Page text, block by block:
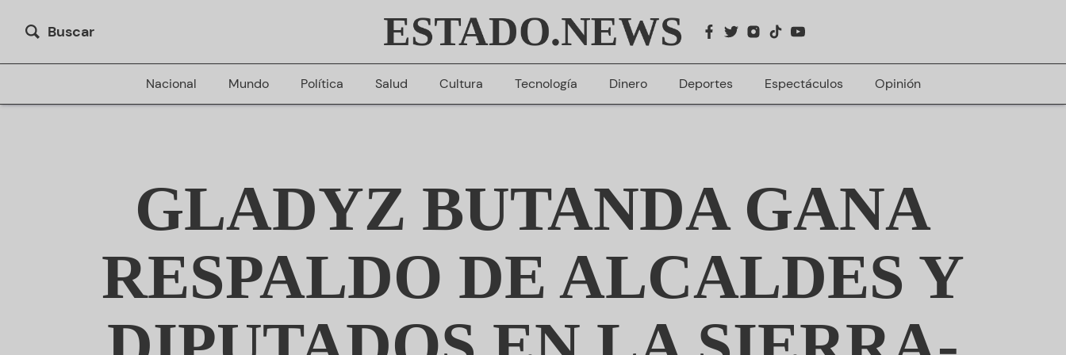
Buscar ESTADO.NEWS
Nacional Mundo Política Salud Cultura Tecnología Dinero Deportes Espectáculos Opinión
GLADYZ BUTANDA GANA
RESPALDO DE ALCALDES Y